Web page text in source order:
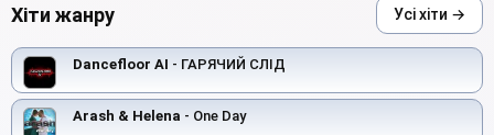
Хіти жанру Усі хіти →
Dancefloor AI - ГАРЯЧИЙ СЛІД
Arash & Helena - One Day